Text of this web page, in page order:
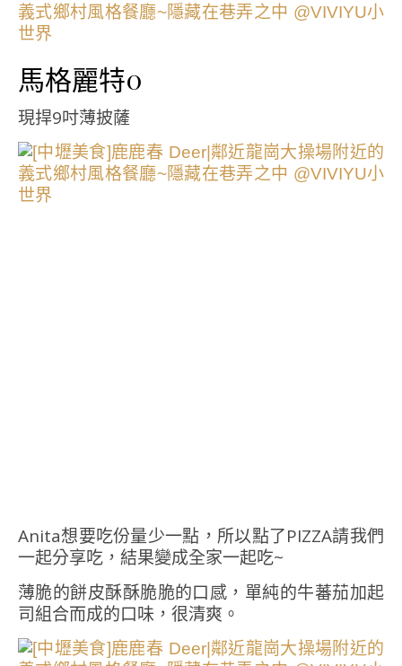
馬格麗特0
現捍9吋薄披薩
Anita想要吃份量少一點，所以點了PIZZA請我們
一起分享吃，結果變成全家一起吃~
薄脆的餅皮酥酥脆脆的口感，單純的牛蕃茄加起
司組合而成的口味，很清爽。